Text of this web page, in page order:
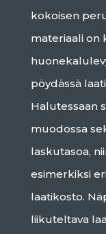
kokoisen
materiaali on
pöydässä
Halutessaan
muodossa
laskutasoa,
esimerkiksi
laatikosto.
liikuteltava